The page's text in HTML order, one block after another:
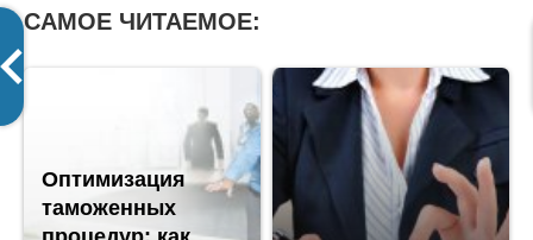
САМОЕ ЧИТАЕМОЕ:
Оптимизация
таможенных